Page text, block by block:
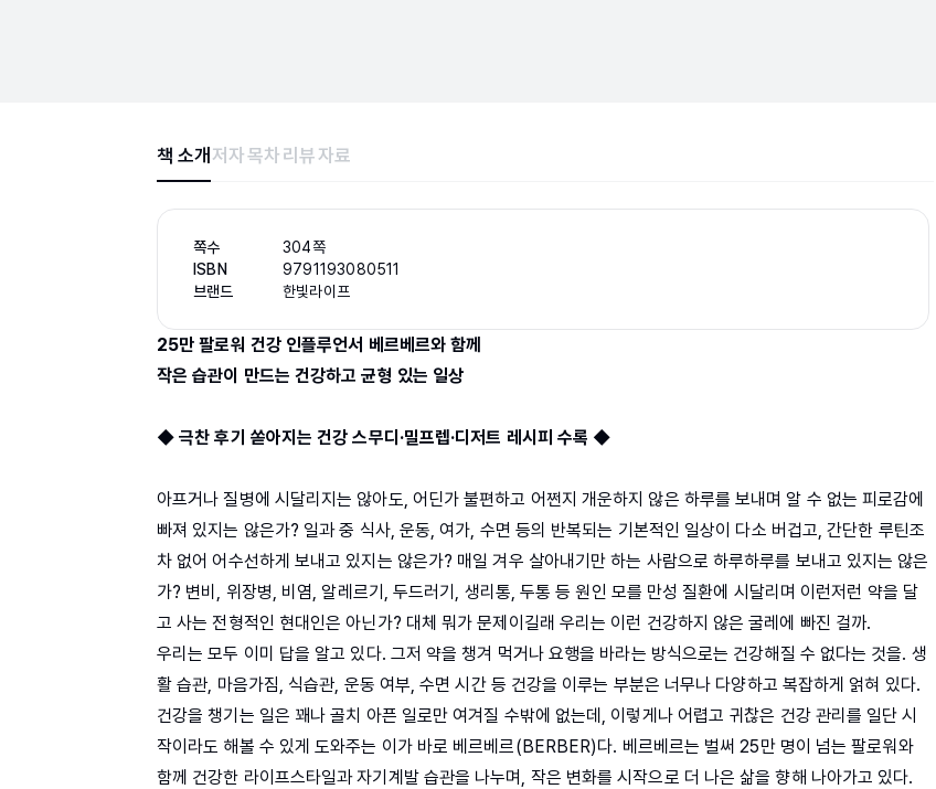
책 소개 저자목차 리뷰 자료
쪽수
304쪽
ISBN
9791193080511
브랜드
한빛라이프
25만 팔로워 건강 인플루언서 베르베르와 함께
작은 습관이 만드는 건강하고 균형 있는 일상
◆ 극찬 후기 쏟아지는 건강 스무디·밀프렙·디저트 레시피 수록 ◆
아프거나 질병에 시달리지는 않아도, 어딘가 불편하고 어쩐지 개운하지 않은 하루를 보내며 알 수 없는 피로감에
빠져 있지는 않은가? 일과 중 식사, 운동, 여가, 수면 등의 반복되는 기본적인 일상이 다소 버겁고, 간단한 루틴조
차 없어 어수선하게 보내고 있지는 않은가? 매일 겨우 살아내기만 하는 사람으로 하루하루를 보내고 있지는 않은
가? 변비, 위장병, 비염, 알레르기, 두드러기, 생리통, 두통 등 원인 모를 만성 질환에 시달리며 이런저런 약을 달
고 사는 전형적인 현대인은 아닌가? 대체 뭐가 문제이길래 우리는 이런 건강하지 않은 굴레에 빠진 걸까.
우리는 모두 이미 답을 알고 있다. 그저 약을 챙겨 먹거나 요행을 바라는 방식으로는 건강해질 수 없다는 것을. 생
활 습관, 마음가짐, 식습관, 운동 여부, 수면 시간 등 건강을 이루는 부분은 너무나 다양하고 복잡하게 얽혀 있다.
건강을 챙기는 일은 꽤나 골치 아픈 일로만 여겨질 수밖에 없는데, 이렇게나 어렵고 귀찮은 건강 관리를 일단 시
작이라도 해볼 수 있게 도와주는 이가 바로 베르베르(BERBER)다. 베르베르는 벌써 25만 명이 넘는 팔로워와
함께 건강한 라이프스타일과 자기계발 습관을 나누며, 작은 변화를 시작으로 더 나은 삶을 향해 나아가고 있다.